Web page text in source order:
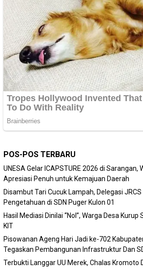
POS-POS TERBARU
‎UNESA Gelar ICAPSTURE 2026 di Sarangan,
Apresiasi Penuh untuk Kemajuan Daerah
Disambut Tari Cucuk Lampah, Delegasi
Pengetahuan di SDN Puger Kulon 01
Hasil Mediasi Dinilai “Nol”, Warga Desa Kurup
KIT
Pisowanan Ageng Hari Jadi ke-702
Tegaskan Pembangunan Infrastruktur Dan
Terbukti Langgar UU Merek, Chalas Kromoto